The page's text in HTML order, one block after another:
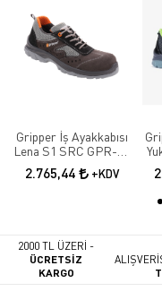
Gripper İş Ayakkabısı
Lena S1 SRC GPR-70
Elektrikçi Ayakkabısı
2.765,44 +KDV
2000 TL ÜZERİ -
ÜCRETSİZ
KARGO